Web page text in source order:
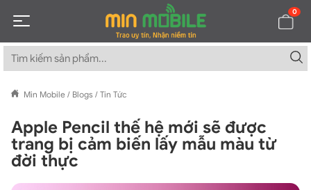
0
Min Mobile / Blogs / Tin Tức
Apple Pencil thế hệ mới sẽ được
trang bị cảm biến lấy mẫu màu từ
đời thực